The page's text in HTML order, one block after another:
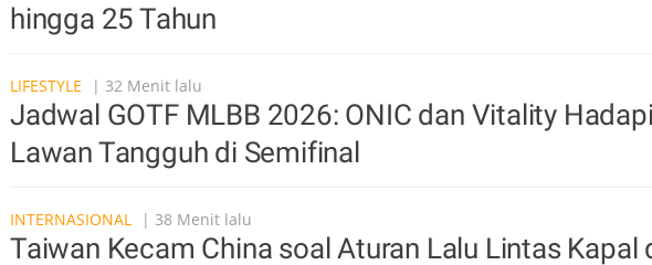
hingga 25 Tahun
LIFESTYLE | 32 Menit lalu
Jadwal GOTF MLBB 2026: ONIC dan Vitality
Lawan Tangguh di Semifinal
INTERNASIONAL | 38 Menit lalu
Taiwan Kecam China soal Aturan Lalu Lintas Kapal